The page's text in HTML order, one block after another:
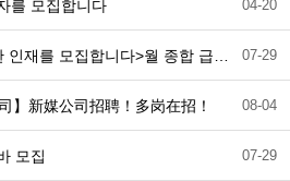
를 모집합니다 04-20
07-29
】新媒公司招聘！多岗在招！ 08-04
모집 07-29